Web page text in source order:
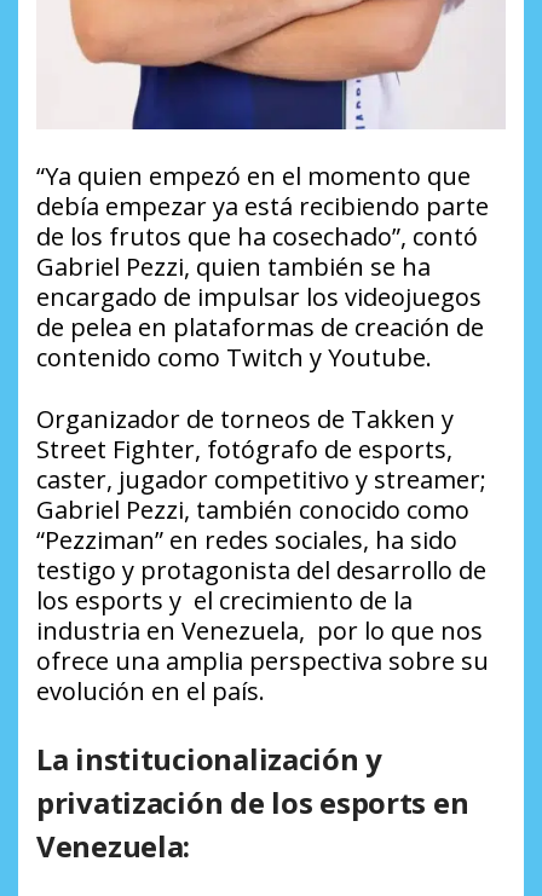
“Ya quien empezó en el momento que
debía empezar ya está recibiendo parte
de los frutos que ha cosechado”, contó
Gabriel Pezzi, quien también se ha
encargado de impulsar los videojuegos
de pelea en plataformas de creación de
contenido como Twitch y Youtube.
Organizador de torneos de Takken y
Street Fighter, fotógrafo de esports,
caster, jugador competitivo y streamer;
Gabriel Pezzi, también conocido como
“Pezziman” en redes sociales, ha sido
testigo y protagonista del desarrollo de
los esports y el crecimiento de la
industria en Venezuela, por lo que nos
ofrece una amplia perspectiva sobre su
evolución en el país.
La institucionalización y
privatización de los esports en
Venezuela: